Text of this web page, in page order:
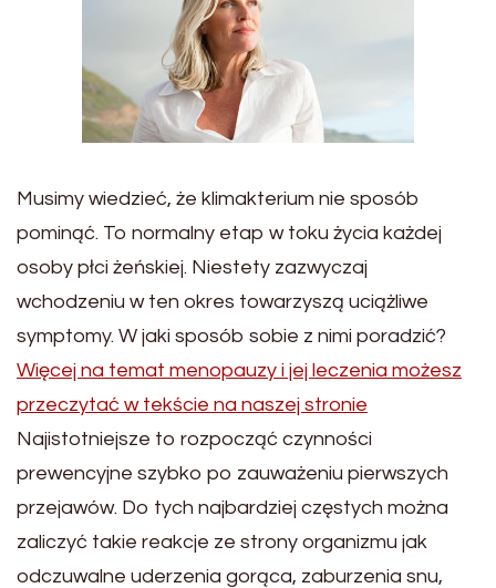
Musimy wiedzieć, że klimakterium nie sposób
pominąć. To normalny etap w toku życia każdej
osoby płci żeńskiej. Niestety zazwyczaj
wchodzeniu w ten okres towarzyszą uciążliwe
symptomy. W jaki sposób sobie z nimi poradzić?
Więcej na temat menopauzy i jej leczenia możesz
przeczytać w tekście na naszej stronie
Najistotniejsze to rozpocząć czynności
prewencyjne szybko po zauważeniu pierwszych
przejawów. Do tych najbardziej częstych można
zaliczyć takie reakcje ze strony organizmu jak
odczuwalne uderzenia gorąca, zaburzenia snu,